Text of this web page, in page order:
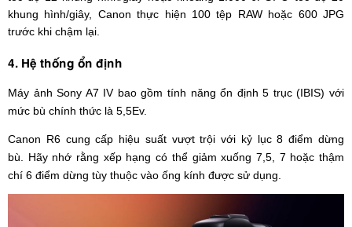
khung hình/giây, Canon thực hiện 100 tệp RAW hoặc 600 JPG
trước khi chậm lại.
4. Hệ thống ổn định
Máy ảnh Sony A7 IV bao gồm tính năng ổn định 5 trục (IBIS) với
mức bù chính thức là 5,5Ev.
Canon R6 cung cấp hiệu suất vượt trội với kỷ lục 8 điểm dừng
bù. Hãy nhớ rằng xếp hạng có thể giảm xuống 7,5, 7 hoặc thậm
chí 6 điểm dừng tùy thuộc vào ống kính được sử dụng.